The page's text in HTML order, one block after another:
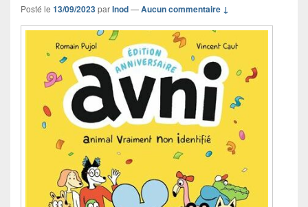
Posté le 13/09/2023parInod—Aucun commentaire ↓